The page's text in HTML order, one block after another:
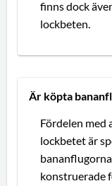
finns dock
lockbeten.
Är köpta
Fördelen med
lockbetet är
konstruerade